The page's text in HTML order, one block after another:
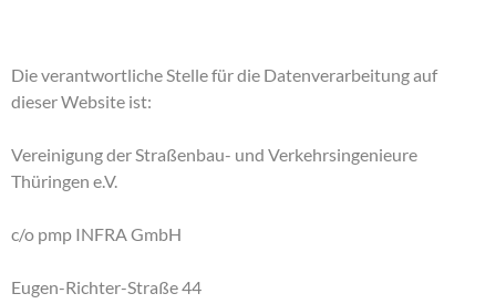
Die verantwortliche Stelle für die Datenverarbeitung auf
dieser Website ist:
Vereinigung der Straßenbau- und Verkehrsingenieure
Thüringen e.V.
c/o pmp INFRA GmbH
Eugen-Richter-Straße 44